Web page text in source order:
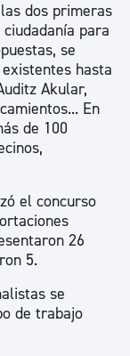
dos primeras
para
se
hasta
Akular,
En
de 100
el concurso
26
5.
se
de trabajo